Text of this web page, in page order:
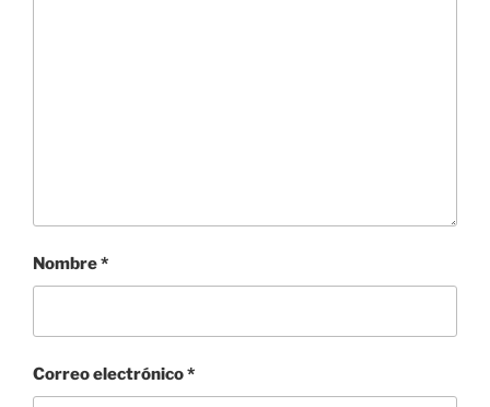
Nombre*
Correo electrónico*